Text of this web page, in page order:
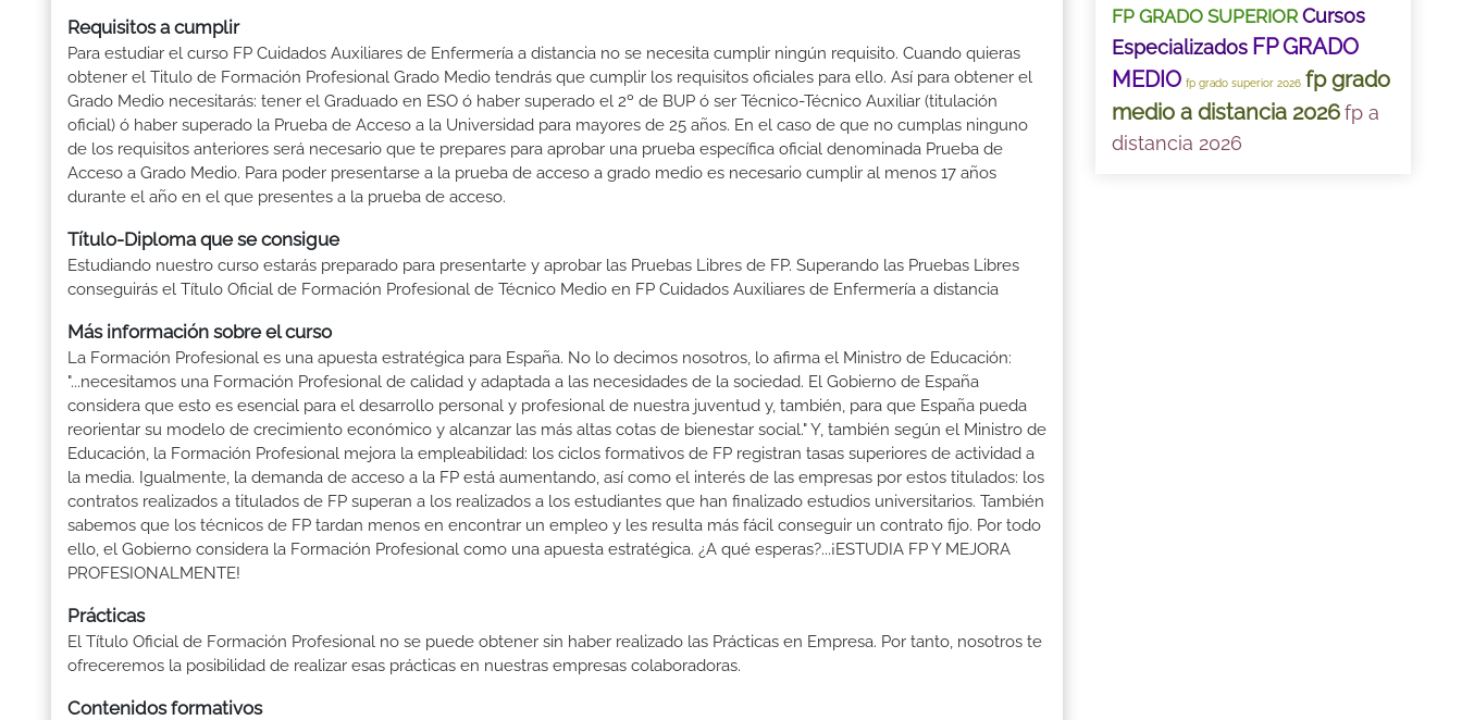
Requisitos a cumplir
Para estudiar el curso FP Cuidados Auxiliares de Enfermería a distancia no se necesita cumplir ningún requisito. Cuando quieras
obtener el Titulo de Formación Profesional Grado Medio tendrás que cumplir los requisitos oficiales para ello. Así para obtener el
Grado Medio necesitarás: tener el Graduado en ESO ó haber superado el 2º de BUP ó ser Técnico-Técnico Auxiliar (titulación
oficial) ó haber superado la Prueba de Acceso a la Universidad para mayores de 25 años. En el caso de que no cumplas ninguno
de los requisitos anteriores será necesario que te prepares para aprobar una prueba específica oficial denominada Prueba de
Acceso a Grado Medio. Para poder presentarse a la prueba de acceso a grado medio es necesario cumplir al menos 17 años
durante el año en el que presentes a la prueba de acceso.
Título-Diploma que se consigue
Estudiando nuestro curso estarás preparado para presentarte y aprobar las Pruebas Libres de FP. Superando las Pruebas Libres
conseguirás el Título Oficial de Formación Profesional de Técnico Medio en FP Cuidados Auxiliares de Enfermería a distancia
Más información sobre el curso
La Formación Profesional es una apuesta estratégica para España. No lo decimos nosotros, lo afirma el Ministro de Educación:
"...necesitamos una Formación Profesional de calidad y adaptada a las necesidades de la sociedad. El Gobierno de España
considera que esto es esencial para el desarrollo personal y profesional de nuestra juventud y, también, para que España pueda
reorientar su modelo de crecimiento económico y alcanzar las más altas cotas de bienestar social." Y, también según el Ministro de
Educación, la Formación Profesional mejora la empleabilidad: los ciclos formativos de FP registran tasas superiores de actividad a
la media. Igualmente, la demanda de acceso a la FP está aumentando, así como el interés de las empresas por estos titulados: los
contratos realizados a titulados de FP superan a los realizados a los estudiantes que han finalizado estudios universitarios. También
sabemos que los técnicos de FP tardan menos en encontrar un empleo y les resulta más fácil conseguir un contrato fijo. Por todo
ello, el Gobierno considera la Formación Profesional como una apuesta estratégica. ¿A qué esperas?...¡ESTUDIA FP Y MEJORA
PROFESIONALMENTE!
Prácticas
El Título Oficial de Formación Profesional no se puede obtener sin haber realizado las Prácticas en Empresa. Por tanto, nosotros te
ofreceremos la posibilidad de realizar esas prácticas en nuestras empresas colaboradoras.
Contenidos formativos
FP GRADO SUPERIOR Cursos
Especializados FP GRADO
MEDIO fp grado superior 2026 fp grado
medio a distancia 2026fp a
distancia 2026